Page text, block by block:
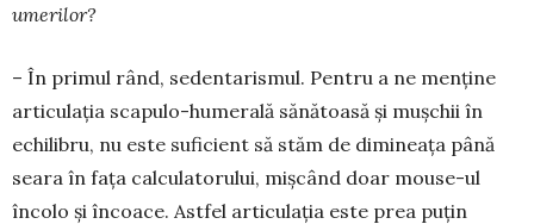
umerilor?
– În primul rând, sedentarismul. Pentru a ne menține
articulația scapulo-humerală sănătoasă și mușchii în
echilibru, nu este suficient să stăm de dimineața până
seara în fața calculatorului, mișcând doar mouse-ul
încolo și încoace. Astfel articulația este prea puțin